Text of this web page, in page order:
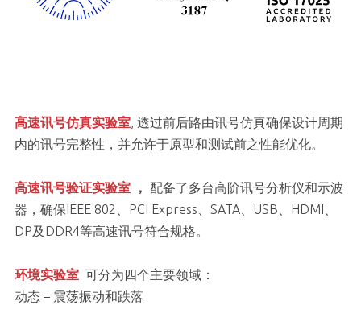
高速讯号仿真实验室, 透过前后路由讯号仿真确保设计周期
内的讯号完整性，并允许于原型和测试前之性能优化。
高速讯号验证实验室，
配备了多台高阶讯号分析仪和示波
器，确保IEEE 802、PCI Express、SATA、USB、HDMI、
DP及DDR4等高速讯号符合规格。
环境实验室 可分为四个主要领域：
动态 – 震荡振动和跌落